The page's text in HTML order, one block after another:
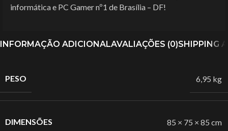
informática e PC Gamer nº1 de Brasília – DF!
INFORMAÇÃO ADICIONALAVALIAÇÕES (0)SHIPPING
PESO 6,95 kg
DIMENSÕES 85 × 75 × 85 cm